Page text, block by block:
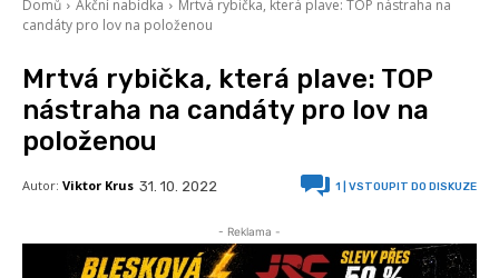
Domů Akční nabídka
Mrtvá rybička, která plave: TOP nástraha na
candáty pro lov na položenou
Mrtvá rybička, která plave: TOP
nástraha na candáty pro lov na
položenou
Autor: Viktor Krus 31. 10. 2022 1 | VSTOUPIT DO DISKUZE
- Reklama -